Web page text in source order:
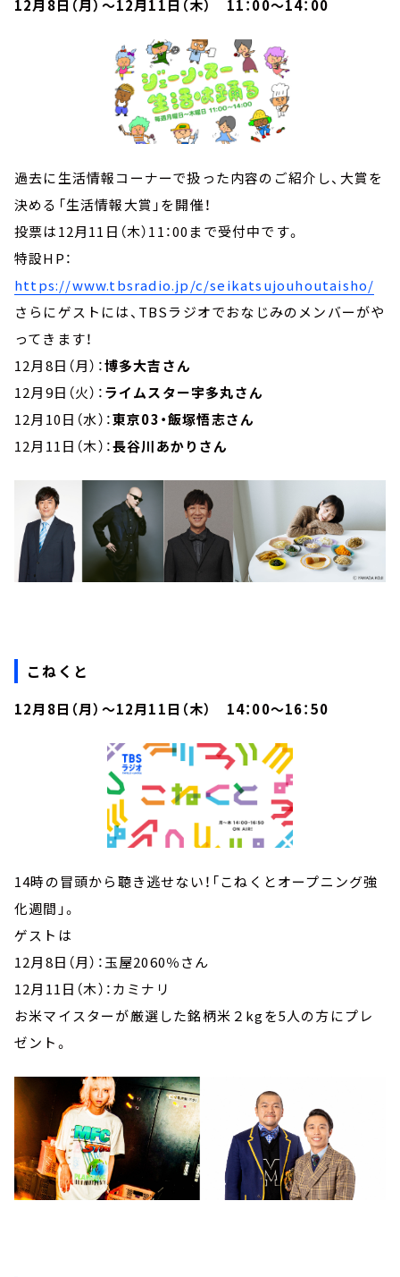
12月8日（月）～12月11日（木） 11：00～14：00
過去に生活情報コーナーで扱った内容のご紹介し、大賞を
決める「生活情報大賞」を開催！
投票は12月11日（木）11：00まで受付中です。
特設HP：
https://www.tbsradio.jp/c/seikatsujouhoutaisho/
さらにゲストには、TBSラジオでおなじみのメンバーがや
ってきます！
12月8日（月）：博多大吉さん
12月9日（火）：ライムスター宇多丸さん
12月10日（水）：東京03・飯塚悟志さん
12月11日（木）：長谷川あかりさん
こねくと
12月8日（月）～12月11日（木） 14：00～16：50
14時の冒頭から聴き逃せない！「こねくとオープニング強
化週間」。
ゲストは
12月8日（月）：玉屋2060％さん
12月11日（木）：カミナリ
お米マイスターが厳選した銘柄米２kgを5人の方にプレ
ゼント。